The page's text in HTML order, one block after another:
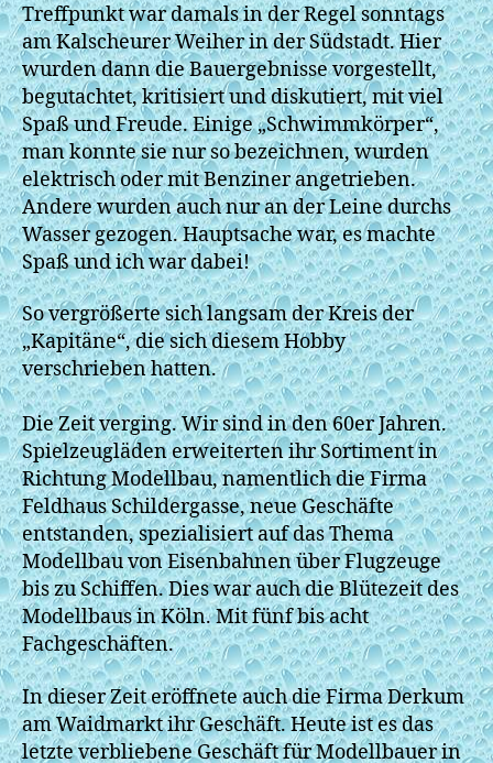
Treffpunkt war damals in der Regel sonntags
am Kalscheurer Weiher in der Südstadt. Hier
wurden dann die Bauergebnisse vorgestellt,
begutachtet, kritisiert und diskutiert, mit viel
Spaß und Freude. Einige „Schwimmkörper“,
man konnte sie nur so bezeichnen, wurden
elektrisch oder mit Benziner angetrieben.
Andere wurden auch nur an der Leine durchs
Wasser gezogen. Hauptsache war, es machte
Spaß und ich war dabei!
So vergrößerte sich langsam der Kreis der
„Kapitäne“, die sich diesem Hobby
verschrieben hatten.
Die Zeit verging. Wir sind in den 60er Jahren.
Spielzeugläden erweiterten ihr Sortiment in
Richtung Modellbau, namentlich die Firma
Feldhaus Schildergasse, neue Geschäfte
entstanden, spezialisiert auf das Thema
Modellbau von Eisenbahnen über Flugzeuge
bis zu Schiffen. Dies war auch die Blütezeit des
Modellbaus in Köln. Mit fünf bis acht
Fachgeschäften.
In dieser Zeit eröffnete auch die Firma Derkum
am Waidmarkt ihr Geschäft. Heute ist es das
letzte verbliebene Geschäft für Modellbauer in